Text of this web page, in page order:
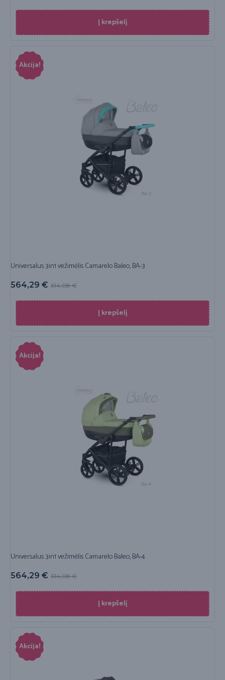
Į krepšelį
Akcija!
Universalus 3in1 vežimėlis Camarelo Baleo, BA-3
614,08€
564,29 €
Į krepšelį
Akcija!
Universalus 3in1 vežimėlis Camarelo Baleo, BA-4
614,08€
564,29 €
Į krepšelį
Akcija!